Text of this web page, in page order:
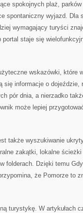
spokojnych plaż,
spontaniczny wyjazd. Dla
wymagający turyści
staje się
wskazówki, które
się informacje o dojeździe,
pór dnia, a nierzadko
może lepiej
także wyszukiwanie
zakątki, lokalne
folderach. Dzięki temu
że Pomorze to
turystykę. W artykułach